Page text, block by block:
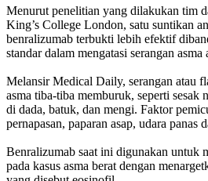
Menurut penelitian yang dilakukan tim
King’s College London, satu suntikan
benralizumab terbukti lebih efektif
standar dalam mengatasi serangan asma
Melansir Medical Daily, serangan atau
asma tiba-tiba memburuk, seperti sesak
di dada, batuk, dan mengi. Faktor
pernapasan, paparan asap, udara panas
Benralizumab saat ini digunakan untuk
pada kasus asma berat dengan